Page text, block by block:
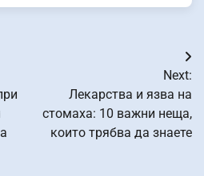
Next:
Лекарства и язва на
стомаха: 10 важни неща,
които трябва да знаете